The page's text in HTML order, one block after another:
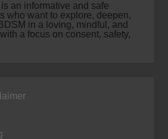
is an informative and safe
who want to explore, deepen,
in a loving, mindful, and
a focus on consent, safety,